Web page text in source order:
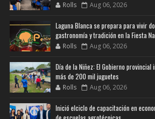
Rolls Aug 06, 2026
Laguna Blanca se prepara para vivir
gastronomía y tradición en la Fiesta
Rolls Aug 06, 2026
Día de la Niñez: El Gobierno
más de 200 mil juguetes
Rolls Aug 06, 2026
Inició elciclo de capacitación en